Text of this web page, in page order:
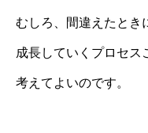
むしろ、間違えたとき
成長していくプロセス
考えてよいのです。